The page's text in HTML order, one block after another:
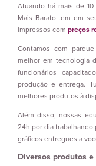
Atuando há mais de 10
Mais Barato tem em
impressos com preços
Contamos com
melhor em tecnologia
funcionários
produção e entrega.
melhores produtos à
Além disso, nossas
24h por dia trabalhando
gráficos entregues a
Diversos produtos